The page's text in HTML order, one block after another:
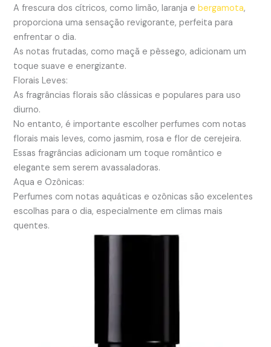
A frescura dos cítricos, como limão, laranja ebergamota,
proporciona uma sensação revigorante, perfeita para
enfrentar o dia.
As notas frutadas, como maçã e pêssego, adicionam um
toque suave e energizante.
Florais Leves:
As fragrâncias florais são clássicas e populares para uso
diurno.
No entanto, é importante escolher perfumes com notas
florais mais leves, como jasmim, rosa e flor de cerejeira.
Essas fragrâncias adicionam um toque romântico e
elegante sem serem avassaladoras.
Aqua e Ozônicas:
Perfumes com notas aquáticas e ozônicas são excelentes
escolhas para o dia, especialmente em climas mais
quentes.